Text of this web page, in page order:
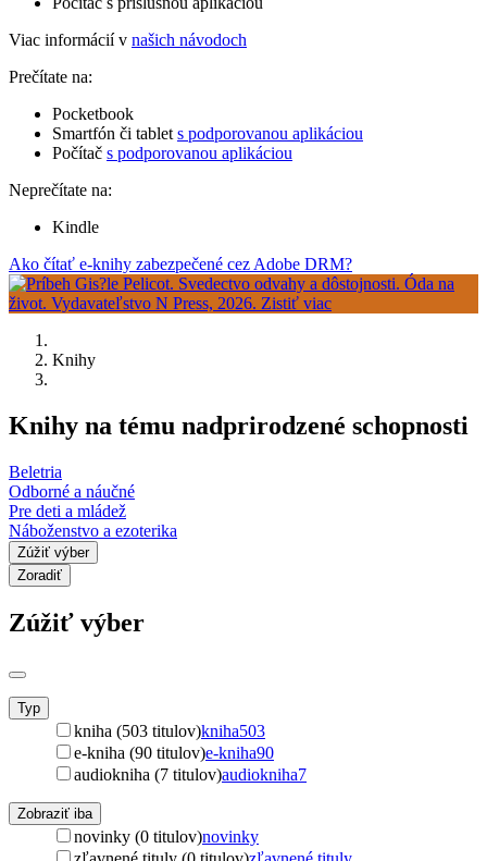
Viac informácií v našich návodoch
Prečítate na:
Pocketbook
Smartfón či tablet s podporovanou aplikáciou
Počítač s podporovanou aplikáciou
Neprečítate na:
Kindle
Ako čítať e-knihy zabezpečené cez Adobe DRM?
Knihy
Knihy na tému nadprirodzené schopnosti
Beletria
Odborné a náučné
Pre deti a mládež
Náboženstvo a ezoterika
Zúžiť výber
Zoradiť
Zúžiť výber
Typ
kniha (503 titulov)kniha503
e-kniha (90 titulov)e-kniha90
audiokniha (7 titulov)audiokniha7
Zobraziť iba
novinky (0 titulov)novinky